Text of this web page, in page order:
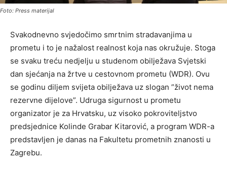
Foto: Press materijal
Svakodnevno svjedočimo smrtnim stradavanjima u
prometu i to je nažalost realnost koja nas okružuje. Stoga
se svaku treću nedjelju u studenom obilježava Svjetski
dan sjećanja na žrtve u cestovnom prometu (WDR). Ovu
se godinu diljem svijeta obilježava uz slogan ”život nema
rezervne dijelove”. Udruga sigurnost u prometu
organizator je za Hrvatsku, uz visoko pokroviteljstvo
predsjednice Kolinde Grabar Kitarović, a program WDR-a
predstavljen je danas na Fakultetu prometnih znanosti u
Zagrebu.